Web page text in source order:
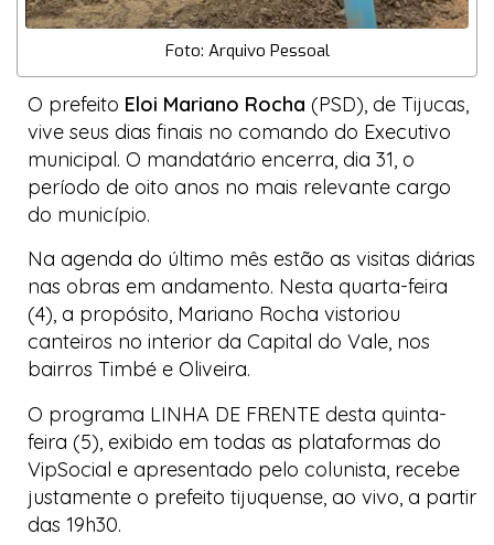
Foto: Arquivo Pessoal
O prefeito Eloi Mariano Rocha (PSD), de Tijucas,
vive seus dias finais no comando do Executivo
municipal. O mandatário encerra, dia 31, o
período de oito anos no mais relevante cargo
do município.
Na agenda do último mês estão as visitas diárias
nas obras em andamento. Nesta quarta-feira
(4), a propósito, Mariano Rocha vistoriou
canteiros no interior da Capital do Vale, nos
bairros Timbé e Oliveira.
O programa LINHA DE FRENTE desta quinta-
feira (5), exibido em todas as plataformas do
VipSocial e apresentado pelo colunista, recebe
justamente o prefeito tijuquense, ao vivo, a partir
das 19h30.